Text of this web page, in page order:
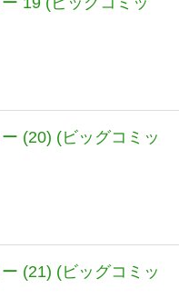
(20) (ビッグコミッ
(21) (ビッグコミッ